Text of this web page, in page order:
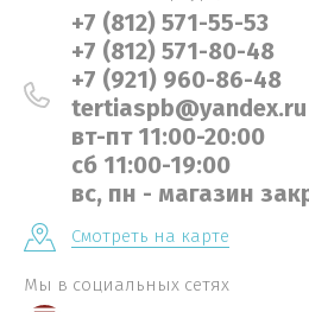
+7 (812) 571-55-53
+7 (812) 571-80-48
+7 (921) 960-86-48
tertiaspb@yandex.ru
вт-пт 11:00-20:00
сб 11:00-19:00
вс, пн - магазин
Смотреть на карте
Мы в социальных сетях